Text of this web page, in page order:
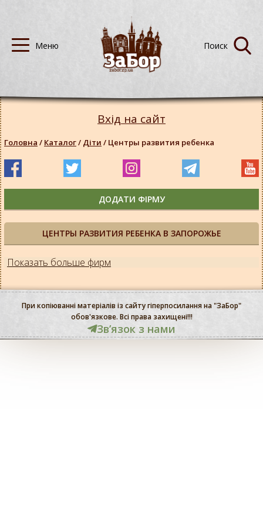
ЦЕНТРЫ РАЗВИТИЯ РЕБЕНКА В ЗАПОРОЖЬЕ
Показать больше фирм
Вхід на сайт
Головна / Каталог/ Діти / Центры развития ребенка
ДОДАТИ ФІРМУ
При копіюванні матеріалів із сайту гіперпосилання на "ЗаБор"
обов'язкове. Всі права захищені!!!
Звʼязок з нами